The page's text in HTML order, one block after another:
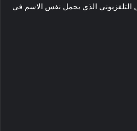
الذي يحمل نفس الاسم في